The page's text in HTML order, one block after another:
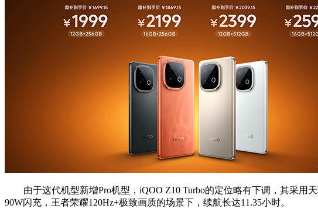
由于这代机型新增Pro机型，iQOO Z10 Turbo的定位略有下调，其采用天
90W闪充，王者荣耀120Hz+极致画质的场景下，续航长达11.35小时。